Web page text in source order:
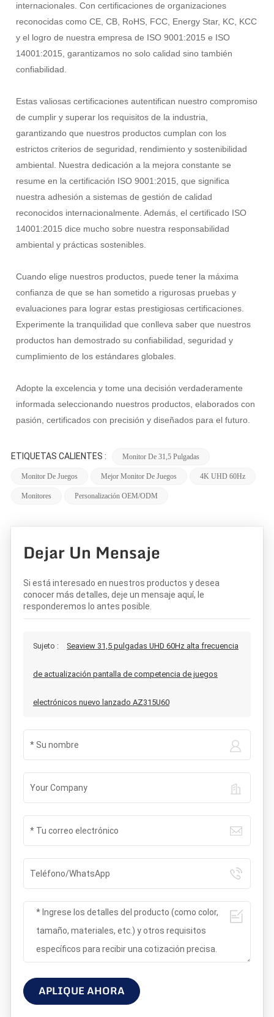
internacionales. Con certificaciones de organizaciones
reconocidas como CE, CB, RoHS, FCC, Energy Star, KC, KCC
y el logro de nuestra empresa de ISO 9001:2015 e ISO
14001:2015, garantizamos no solo calidad sino también
confiabilidad.
Estas valiosas certificaciones autentifican nuestro compromiso
de cumplir y superar los requisitos de la industria,
garantizando que nuestros productos cumplan con los
estrictos criterios de seguridad, rendimiento y sostenibilidad
ambiental. Nuestra dedicación a la mejora constante se
resume en la certificación ISO 9001:2015, que significa
nuestra adhesión a sistemas de gestión de calidad
reconocidos internacionalmente. Además, el certificado ISO
14001:2015 dice mucho sobre nuestra responsabilidad
ambiental y prácticas sostenibles.
Cuando elige nuestros productos, puede tener la máxima
confianza de que se han sometido a rigurosas pruebas y
evaluaciones para lograr estas prestigiosas certificaciones.
Experimente la tranquilidad que conlleva saber que nuestros
productos han demostrado su confiabilidad, seguridad y
cumplimiento de los estándares globales.
Adopte la excelencia y tome una decisión verdaderamente
informada seleccionando nuestros productos, elaborados con
pasión, certificados con precisión y diseñados para el futuro.
ETIQUETAS CALIENTES : Monitor De 31,5 Pulgadas
Monitor De Juegos Mejor Monitor De Juegos 4K UHD 60Hz
Monitores Personalización OEM/ODM
Dejar Un Mensaje
Si está interesado en nuestros productos y desea
conocer más detalles, deje un mensaje aquí, le
responderemos lo antes posible.
Sujeto : Seaview 31,5 pulgadas UHD 60Hz alta frecuencia
de actualización pantalla de competencia de juegos
electrónicos nuevo lanzado AZ315U60
APLIQUE AHORA